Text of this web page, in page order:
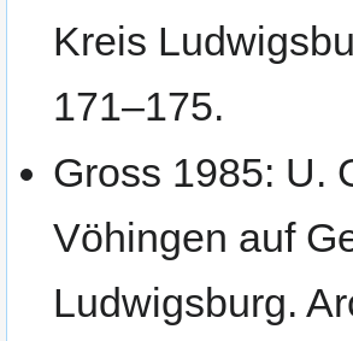
Kreis
171–175.
Gross 1985: U.
Vöhingen auf
Ludwigsburg.